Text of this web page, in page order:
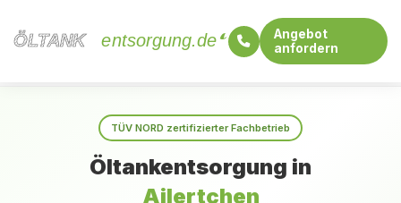
ÖLTANK
ÖLTANK entsorgung.de
Angebot
anfordern
TÜV NORD zertifizierter Fachbetrieb
Öltankentsorgung in
Ailertchen